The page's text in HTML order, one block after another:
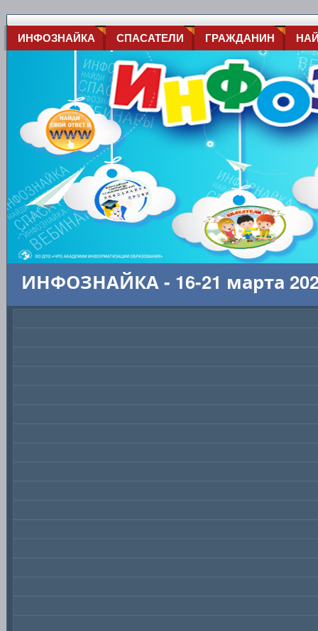
ИНФОЗНАЙКА СПАСАТЕЛИ ГРАЖДАНИН
ИНФОЗНАЙКА - 16-21 марта